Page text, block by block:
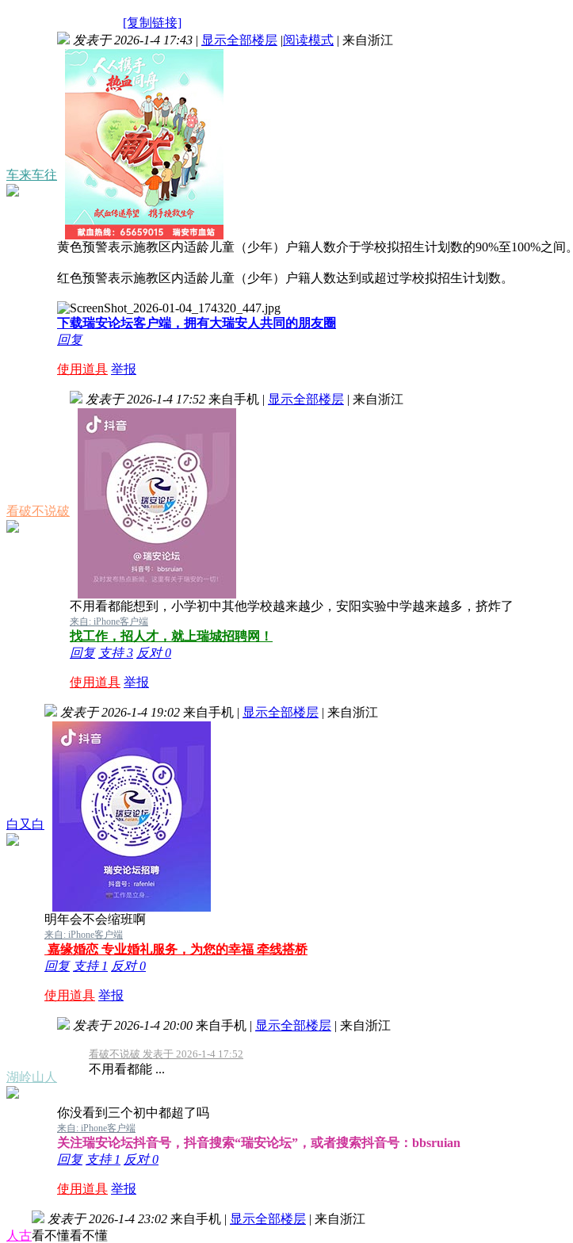
[复制链接]
车来车往
发表于 2026-1-4 17:43 | 显示全部楼层 |阅读模式 | 来自浙江
黄色预警表示施教区内适龄儿童（少年）户籍人数介于学校拟招生计划数的90%至100%之间。
红色预警表示施教区内适龄儿童（少年）户籍人数达到或超过学校拟招生计划数。
下载瑞安论坛客户端，拥有大瑞安人共同的朋友圈
回复
使用道具 举报
看破不说破
发表于 2026-1-4 17:52 来自手机 | 显示全部楼层 | 来自浙江
不用看都能想到，小学初中其他学校越来越少，安阳实验中学越来越多，挤炸了
来自: iPhone客户端
找工作，招人才，就上瑞城招聘网！
回复 支持3 反对0
使用道具 举报
白又白
发表于 2026-1-4 19:02 来自手机 | 显示全部楼层 | 来自浙江
明年会不会缩班啊
来自: iPhone客户端
嘉缘婚恋 专业婚礼服务，为您的幸福 牵线搭桥
回复 支持 1 反对0
使用道具 举报
湖岭山人
发表于 2026-1-4 20:00 来自手机 | 显示全部楼层 | 来自浙江
看破不说破 发表于 2026-1-4 17:52
不用看都能 ...
你没看到三个初中都超了吗
来自: iPhone客户端
关注瑞安论坛抖音号，抖音搜索“瑞安论坛”，或者搜索抖音号：bbsruian
回复 支持 1 反对0
使用道具 举报
人古
发表于 2026-1-4 23:02 来自手机 | 显示全部楼层 | 来自浙江
看不懂看不懂